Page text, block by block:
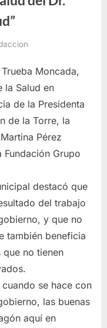
Moncada,
la Salud en
de la Presidenta
de la Torre, la
Pérez
Fundación Grupo
destacó que
del trabajo
y que no
también beneficia
no tienen
se hace con
las buenas
aquí en